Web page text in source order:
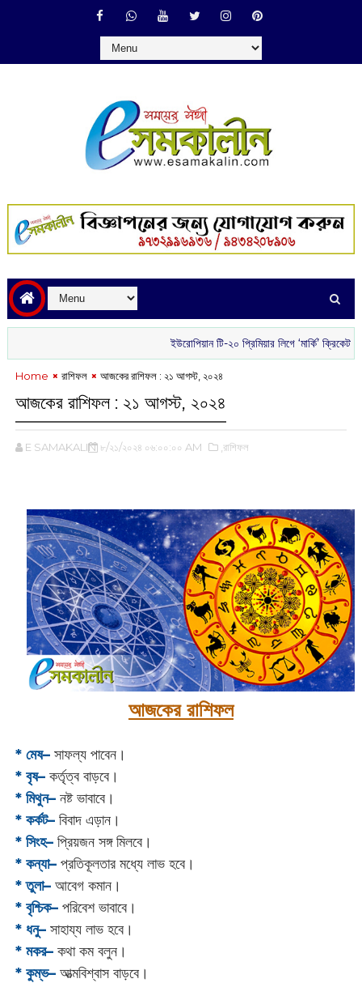
ইউরোপিয়ান টি-২০ প্রিমিয়ার লিগে ‘মার্কি’ ক্রিকেটার
Home রাশিফল আজকের রাশিফল : ২১ আগস্ট, ২০২৪
আজকের রাশিফল : ২১ আগস্ট, ২০২৪
E SAMAKALIN ৮/২১/২০২৪ ০৬:০০:০০ AM ,রাশিফল
আজকের রাশিফল
* মেষ–সাফল্য পাবেন।
* বৃষ–কর্তৃত্ব বাড়বে।
* মিথুন–নষ্ট ভাবাবে।
* কর্কট–বিবাদ এড়ান।
* সিংহ–প্রিয়জন সঙ্গ মিলবে।
* কন্যা–প্রতিকূলতার মধ্যে লাভ হবে।
* তুলা–আবেগ কমান।
* বৃশ্চিক–পরিবেশ ভাবাবে।
* ধনু–সাহায্য লাভ হবে।
* মকর–কথা কম বলুন।‌
* কুম্ভ–আত্মবিশ্বাস বাড়বে।